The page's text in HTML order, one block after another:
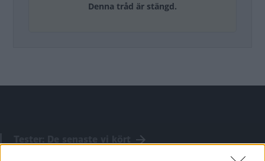
Denna tråd är stängd.